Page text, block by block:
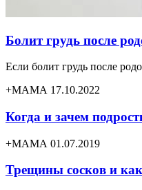
Болит грудь после
Если болит грудь после
+МАМА 17.10.2022
Когда и зачем
+МАМА 01.07.2019
Трещины сосков и